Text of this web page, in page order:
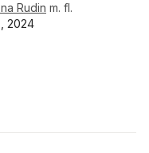
Rudin m. fl.
2024
antal röster: